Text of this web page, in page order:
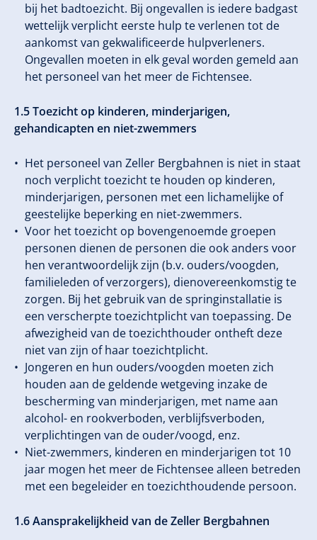
bij het badtoezicht. Bij ongevallen is iedere badgast
wettelijk verplicht eerste hulp te verlenen tot de
aankomst van gekwalificeerde hulpverleners.
Ongevallen moeten in elk geval worden gemeld aan
het personeel van het meer de Fichtensee.
1.5 Toezicht op kinderen, minderjarigen,
gehandicapten en niet-zwemmers
Het personeel van Zeller Bergbahnen is niet in staat
noch verplicht toezicht te houden op kinderen,
minderjarigen, personen met een lichamelijke of
geestelijke beperking en niet-zwemmers.
Voor het toezicht op bovengenoemde groepen
personen dienen de personen die ook anders voor
hen verantwoordelijk zijn (b.v. ouders/voogden,
familieleden of verzorgers), dienovereenkomstig te
zorgen. Bij het gebruik van de springinstallatie is
een verscherpte toezichtplicht van toepassing. De
afwezigheid van de toezichthouder ontheft deze
niet van zijn of haar toezichtplicht.
Jongeren en hun ouders/voogden moeten zich
houden aan de geldende wetgeving inzake de
bescherming van minderjarigen, met name aan
alcohol- en rookverboden, verblijfsverboden,
verplichtingen van de ouder/voogd, enz.
Niet-zwemmers, kinderen en minderjarigen tot 10
jaar mogen het meer de Fichtensee alleen betreden
met een begeleider en toezichthoudende persoon.
1.6 Aansprakelijkheid van de Zeller Bergbahnen